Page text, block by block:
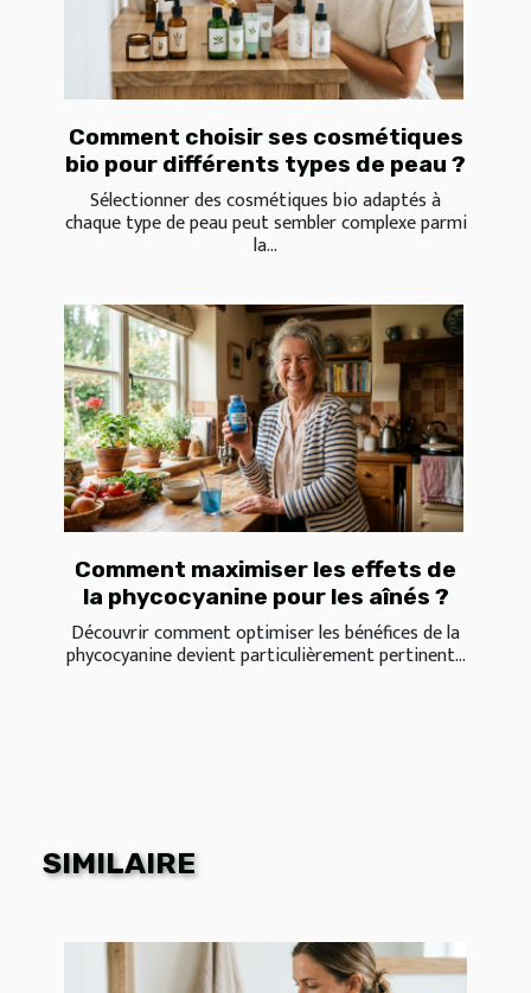
Comment choisir ses cosmétiques
bio pour différents types de peau ?
Sélectionner des cosmétiques bio adaptés à
chaque type de peau peut sembler complexe parmi
la...
Comment maximiser les effets de
la phycocyanine pour les aînés ?
Découvrir comment optimiser les bénéfices de la
phycocyanine devient particulièrement pertinent...
SIMILAIRE